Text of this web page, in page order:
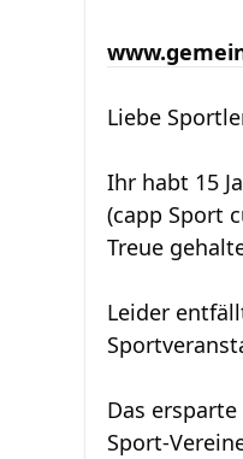
Liebe
Ihr habt 15
(capp Sport
Treue
Leider
Das
Sport-